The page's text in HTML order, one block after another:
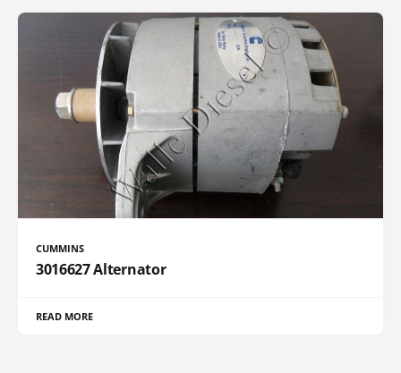
CUMMINS
3016627 Alternator
READ MORE